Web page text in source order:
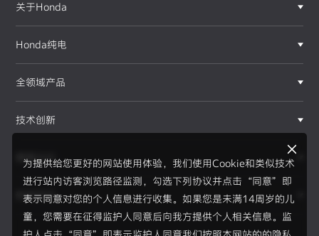
为提供给您更好的网站使用体验，我们使用Cookie和类似技术
进行站内访客浏览路径监测，勾选下列协议并点击“同意”即
表示同意对您的个人信息进行收集。如果您是未满14周岁的儿
童，您需要在征得监护人同意后向我方提供个人相关信息。监
关于Honda
Honda纯电
全领域产品
技术创新
赛事运动
新闻资讯
F1®赛事